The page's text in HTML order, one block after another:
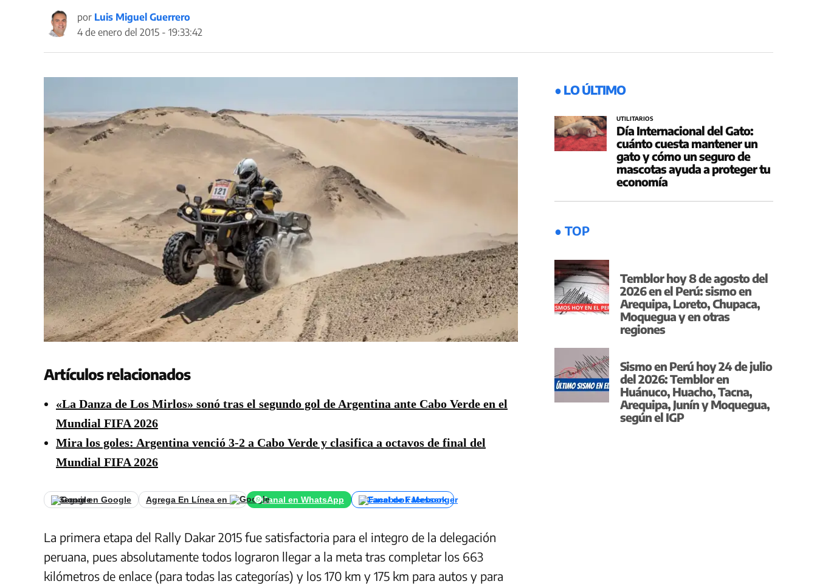
por Luis Miguel Guerrero
4 de enero del 2015 - 19:33:42
Artículos relacionados
«La Danza de Los Mirlos» sonó tras el segundo gol de Argentina ante Cabo Verde en el
Mundial FIFA 2026
Mira los goles: Argentina venció 3-2 a Cabo Verde y clasifica a octavos de final del
Mundial FIFA 2026
Seguir en Google Agrega En Línea en Canal en WhatsApp Canal de Facebook
La primera etapa del Rally Dakar 2015 fue satisfactoria para el integro de la delegación
peruana, pues absolutamente todos lograron llegar a la meta tras completar los 663
kilómetros de enlace (para todas las categorías) y los 170 km y 175 km para autos y para
● LO ÚLTIMO
UTILITARIOS
Día Internacional del Gato:
cuánto cuesta mantener un
gato y cómo un seguro de
mascotas ayuda a proteger tu
economía
● TOP
Temblor hoy 8 de agosto del
2026 en el Perú: sismo en
Arequipa, Loreto, Chupaca,
Moquegua y en otras
regiones
Sismo en Perú hoy 24 de julio
del 2026: Temblor en
Huánuco, Huacho, Tacna,
Arequipa, Junín y Moquegua,
según el IGP